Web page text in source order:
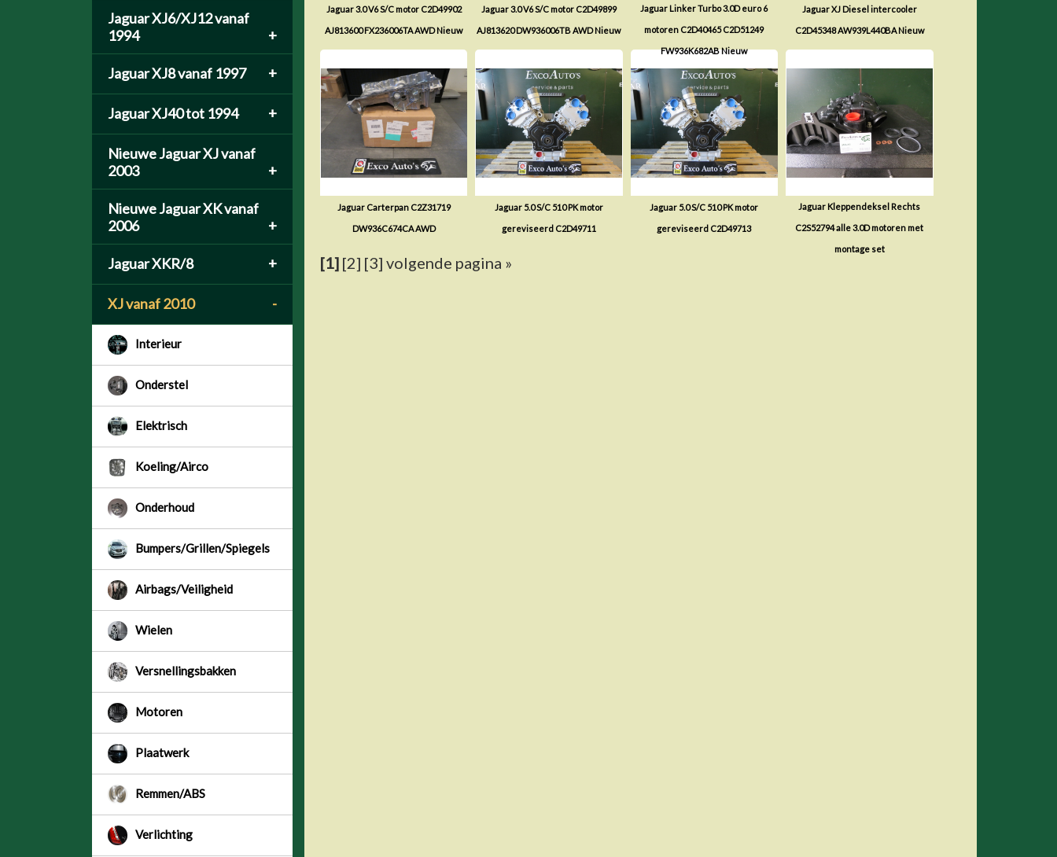
Jaguar XJ6/XJ12 vanaf
1994
+
Jaguar XJ8 vanaf 1997 +
Jaguar XJ40 tot 1994 +
Nieuwe Jaguar XJ vanaf
2003
+
Nieuwe Jaguar XK vanaf
2006
+
Jaguar XKR/8 +
XJ vanaf 2010 -
Interieur
Onderstel
Elektrisch
Koeling/Airco
Onderhoud
Bumpers/Grillen/Spiegels
Airbags/Veiligheid
Wielen
Versnellingsbakken
Motoren
Plaatwerk
Remmen/ABS
Verlichting
Jaguar 3.0 V6 S/C motor C2D49902
AJ813600 FX236006TA AWD Nieuw
Jaguar 3.0 V6 S/C motor C2D49899
AJ813620 DW936006TB AWD Nieuw
Jaguar Linker Turbo 3.0D euro 6
motoren C2D40465 C2D51249
FW936K682AB Nieuw
Jaguar XJ Diesel intercooler
C2D45348 AW939L440BA Nieuw
Jaguar Carterpan C2Z31719
DW936C674CA AWD
Jaguar 5.0 S/C 510 PK motor
gereviseerd C2D49711
Jaguar 5.0 S/C 510 PK motor
gereviseerd C2D49713
Jaguar Kleppendeksel Rechts
C2S52794 alle 3.0D motoren met
montage set
[1] [2] [3] volgende pagina »